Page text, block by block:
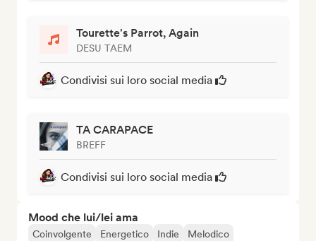
Tourette's Parrot, Again
DESU TAEM
Condivisi sui loro social media
TA CARAPACE
BREFF
Condivisi sui loro social media
Mood che lui/lei ama
Coinvolgente Energetico Indie Melodico